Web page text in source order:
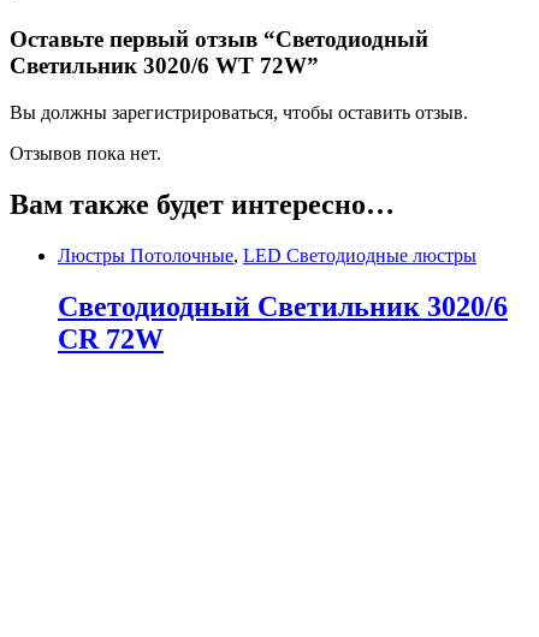
Оставьте первый отзыв “Светодиодный
Светильник 3020/6 WT 72W”
Вы должны зарегистрироваться, чтобы оставить отзыв.
Отзывов пока нет.
Вам также будет интересно…
Люстры Потолочные, LED Светодиодные люстры
Светодиодный Светильник 3020/6
CR 72W